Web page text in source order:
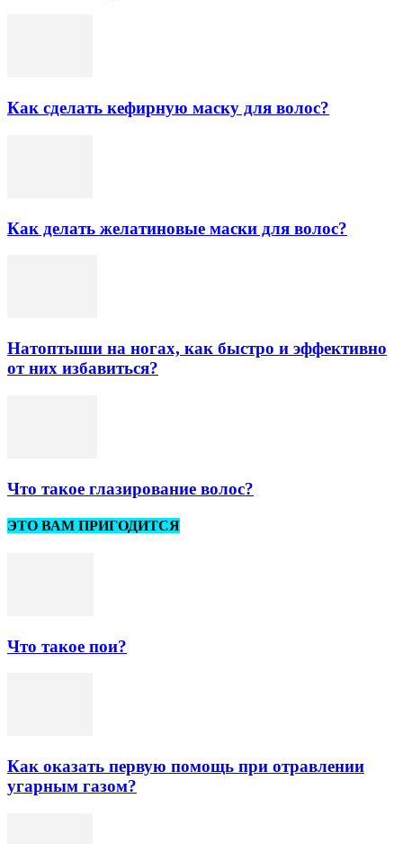
Как сделать кефирную маску для волос?
Как делать желатиновые маски для волос?
Натоптыши на ногах, как быстро и эффективно
от них избавиться?
Что такое глазирование волос?
ЭТО ВАМ ПРИГОДИТСЯ
Что такое пои?
Как оказать первую помощь при отравлении
угарным газом?